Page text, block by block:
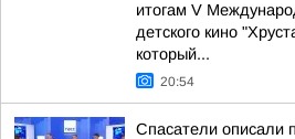
итогам V
детского кино
который...
20:54
Спасатели описали